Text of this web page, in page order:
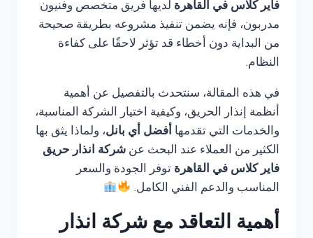
فاير كلاس في القاهرة لديها فريق متخصص وفنيون
مدربون، فإنه يضمن تنفيذ مشروعه بطريقة صحيحة
من البداية دون أخطاء قد تؤثر لاحقًا على كفاءة
النظام.
في هذه المقالة، سنتحدث بالتفصيل عن أهمية
أنظمة إنذار الحريق، وكيفية اختيار الشركة المناسبة،
والخدمات التي تقدمها أفضل أي بانل، ولماذا يثق بها
الكثير من العملاء عند البحث عن شركة انذار حريق
فاير كلاس في القاهرة توفر الجودة والسعر
المناسب والدعم الفني الكامل.
أهمية التعاقد مع شركة انذار